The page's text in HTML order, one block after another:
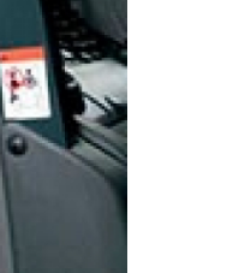
de Empilhadeira
de Empilhadeira
Balançada e
Empilhadeira
Contrabalançada
Contrabalançada